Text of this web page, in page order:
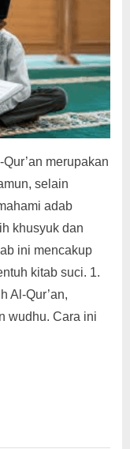
merupakan
selain
adab
khusyuk dan
ini mencakup
kitab suci. 1.
Al-Qur’an,
wudhu. Cara ini